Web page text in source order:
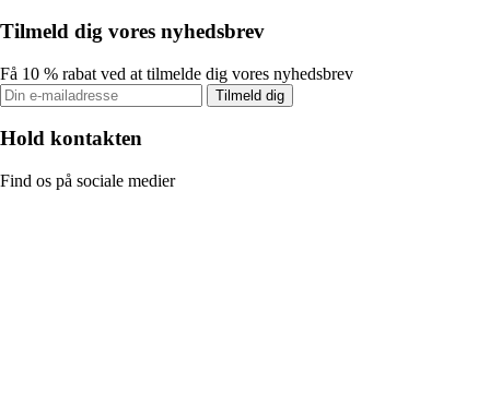
Tilmeld dig vores nyhedsbrev
Få 10 % rabat ved at tilmelde dig vores nyhedsbrev
Tilmeld dig
Hold kontakten
Find os på sociale medier